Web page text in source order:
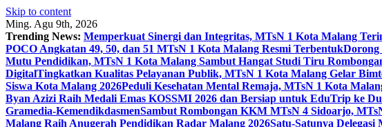
Skip to content
Ming. Agu 9th, 2026
Trending News: Memperkuat Sinergi dan Integritas, MTsN 1 Kota Malang
POCO Angkatan 49, 50, dan 51 MTsN 1 Kota Malang Resmi TerbentukDorong
Mutu Pendidikan, MTsN 1 Kota Malang Sambut Hangat Studi Tiru
DigitalTingkatkan Kualitas Pelayanan Publik, MTsN 1 Kota Malang Gelar
Siswa Kota Malang 2026Peduli Kesehatan Mental Remaja, MTsN 1 Kota
Byan Azizi Raih Medali Emas KOSSMI 2026 dan Bersiap untuk EduTrip ke
Gramedia-KemendikdasmenSambut Rombongan KKM MTsN 4 Sidoarjo,
Malang Raih Anugerah Pendidikan Radar Malang 2026Satu-Satunya